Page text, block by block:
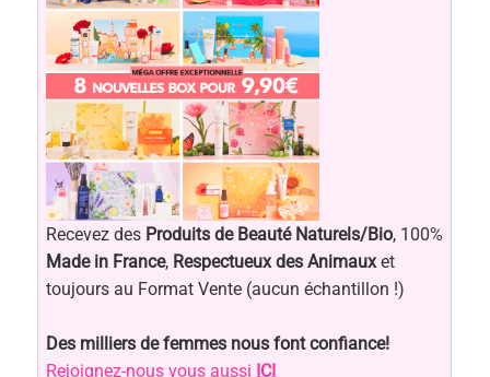
Recevez des Produits de Beauté Naturels/Bio, 100%
Made in France, Respectueux des Animauxet
toujours au Format Vente (aucun échantillon !)
Des milliers de femmes nous font confiance!
Rejoignez-nous vous aussi ICI